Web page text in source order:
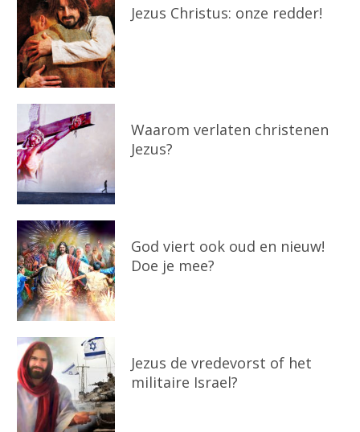
Jezus Christus: onze redder!
Waarom verlaten christenen
Jezus?
God viert ook oud en nieuw!
Doe je mee?
Jezus de vredevorst of het
militaire Israel?